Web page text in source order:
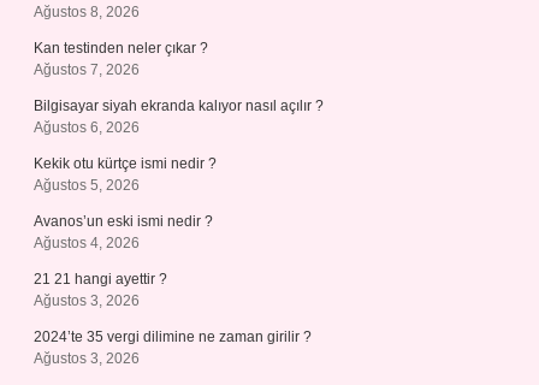
Ağustos 8, 2026
Kan testinden neler çıkar ?
Ağustos 7, 2026
Bilgisayar siyah ekranda kalıyor nasıl açılır ?
Ağustos 6, 2026
Kekik otu kürtçe ismi nedir ?
Ağustos 5, 2026
Avanos’un eski ismi nedir ?
Ağustos 4, 2026
21 21 hangi ayettir ?
Ağustos 3, 2026
2024’te 35 vergi dilimine ne zaman girilir ?
Ağustos 3, 2026